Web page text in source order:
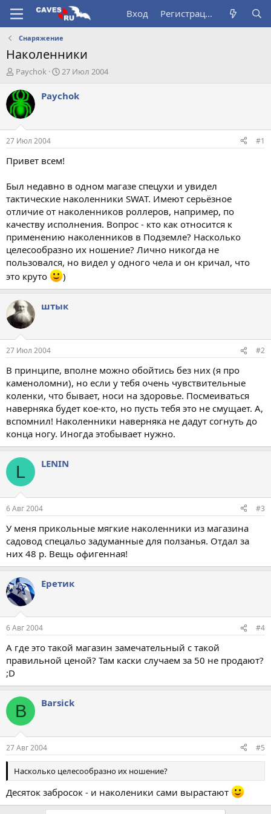
Вход Регистрация
Снаряжение
Наколенники
А
т
о
р
т
е
м
ы
Paychok
Д
т
а
л
27 Июл 2004
Paychok
27 Июл 2004 #1
Привет всем!
Был недавно в одном магазе спецухи и увидел
тактические наколенники SWAT. Имеют серьёзное
отличие от наколенников роллеров, например, по
качеству исполнения. Вопрос - кто как относится к
применению наколенников в Подземле? Насколько
целесообразно их ношение? Лично никогда не
пользовался, но видел у одного чела и он кричал, что
это круто
)
штык
27 Июл 2004 #2
В принципе, вполне можно обойтись без них (я про
каменоломни), но если у тебя очень чувствительные
коленки, что бывает, носи на здоровье. Посмеиваться
наверняка будет кое-кто, но пусть тебя это не смущает. А,
вспомнил! Наколенники наверняка не дадут согнуть до
конца ногу. Иногда этобывает нужно.
L LENIN
6 Авг 2004 #3
У меня прикольные мягкие наколенники из магазина
садовод спецальо задуманные для ползанья. Отдал за
них 48 р. Вещь офигенная!
Еретик
6 Авг 2004 #4
А где это такой магазин замечательный с такой
правильной ценой? Там каски случаем за 50 не продают?
;D
B Barsick
27 Авг 2004 #5
Насколько целесообразно их ношение?
Десяток забросок - и наколеники сами вырастают